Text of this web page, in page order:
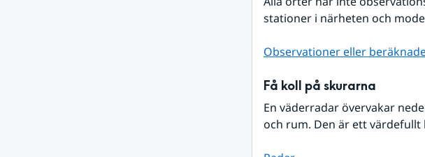
stationer i närheten och
Observationer eller
Få koll på skurarna
En väderradar övervakar
och rum. Den är ett